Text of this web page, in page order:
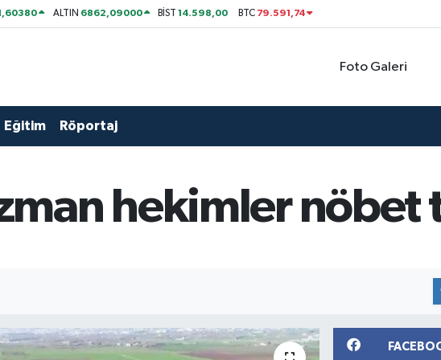
ALTIN 6862,09000 BİST14.598,00 BTC 79.591,74
Foto Galeri
Eğitim Röportaj
hekimler nöbet